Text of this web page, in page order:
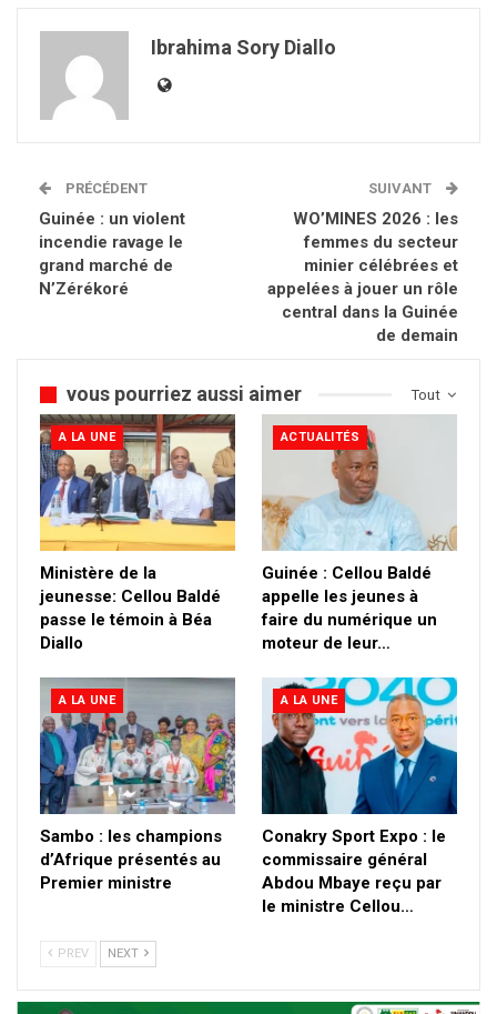
Ibrahima Sory Diallo
PRÉCÉDENT
Guinée : un violent
incendie ravage le
grand marché de
N’Zérékoré
SUIVANT
WO’MINES 2026 : les
femmes du secteur
minier célébrées et
appelées à jouer un rôle
central dans la Guinée
de demain
Tout
vous pourriez aussi aimer
A LA UNE
Ministère de la
jeunesse: Cellou Baldé
passe le témoin à Béa
Diallo
ACTUALITÉS
Guinée : Cellou Baldé
appelle les jeunes à
faire du numérique un
moteur de leur…
A LA UNE
Sambo : les champions
d’Afrique présentés au
Premier ministre
A LA UNE
Conakry Sport Expo : le
commissaire général
Abdou Mbaye reçu par
le ministre Cellou…
PREV NEXT